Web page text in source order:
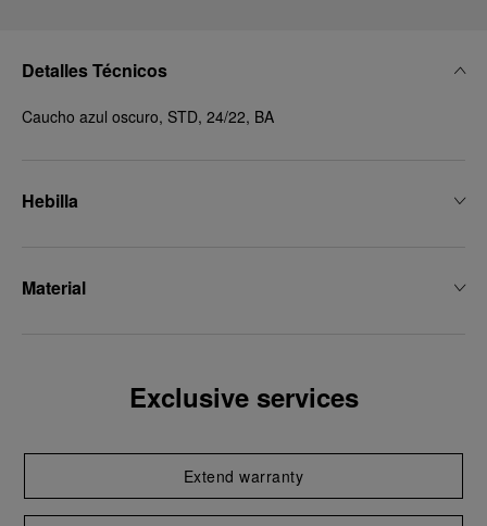
Detalles Técnicos
Caucho azul oscuro, STD, 24/22, BA
Hebilla
Material
Exclusive services
Extend warranty